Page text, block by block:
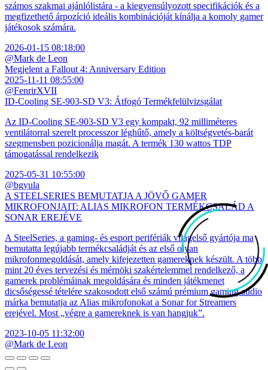
számos szakmai ajánlólistára - a kiegyensúlyozott specifikációk és a
megfizethető árpozíció ideális kombinációját kínálja a komoly gamer
játékosok számára.
2026-01-15 08:18:00
@Mark de Leon
Megjelent a Fallout 4: Anniversary Edition
2025-11-11 08:55:00
@FenrirXVII
ID-Cooling SE-903-SD V3: Átfogó Termékfelülvizsgálat
Az ID-Cooling SE-903-SD V3 egy kompakt, 92 milliméteres
ventilátorral szerelt processzor léghűtő, amely a költségvetés-barát
szegmensben pozicionálja magát. A termék 130 wattos TDP
támogatással rendelkezik
2025-05-31 10:55:00
@bgyula
A STEELSERIES BEMUTATJA A JÖVŐ GAMER
MIKROFONJAIT: ALIAS MIKROFON TERMÉKCSALÁD A
SONAR EREJÉVE
A SteelSeries, a gaming- és esport perifériák világelső gyártója ma
bemutatta legújabb termékcsaládját és az első olyan
mikrofonmegoldását, amely kifejezetten gamereknek készült. A több
mint 20 éves tervezési és mérnöki szakértelemmel rendelkező, a
gamerek problémáinak megoldására és minden játékmenet
dicsőségessé tételére szakosodott első számú prémium gaming audio
márka bemutatja az Alias mikrofonokat a Sonar for Streamers
erejével. Most „végre a gamereknek is van hangjuk”.
2023-10-05 11:32:00
@Mark de Leon